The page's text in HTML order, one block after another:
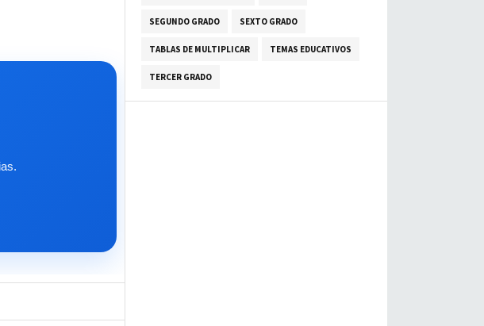
SEGUNDO GRADO SEXTO GRADO
TABLAS DE MULTIPLICAR TEMAS EDUCATIVOS
TERCER GRADO